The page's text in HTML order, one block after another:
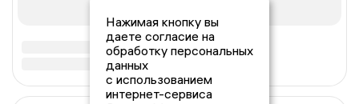
Нажимая кнопку вы
даете согласие на
обработку персональных
данных
с использованием
интернет-сервиса